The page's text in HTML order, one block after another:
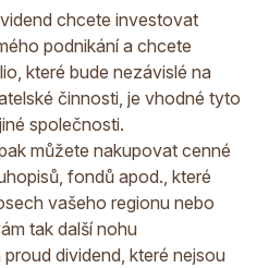
chcete investovat
podnikání a chcete
které bude nezávislé na
činnosti, je vhodné tyto
společnosti.
můžete nakupovat cenné
fondů apod., které
vašeho regionu nebo
tak další nohu
dividend, které nejsou